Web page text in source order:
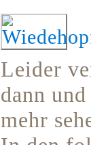
Leider
dann
mehr